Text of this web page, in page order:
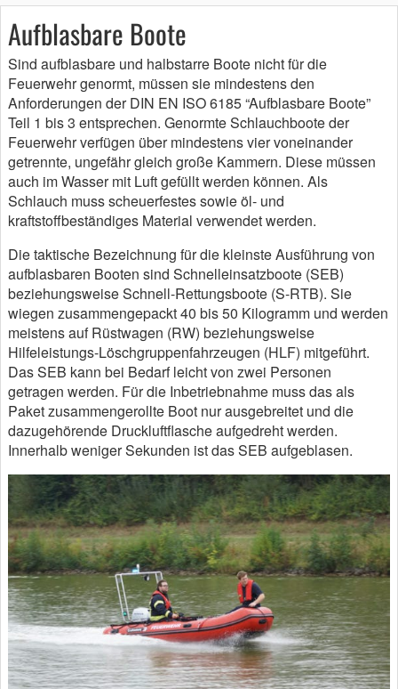
Aufblasbare Boote
Sind aufblasbare und halbstarre Boote nicht für die
Feuerwehr genormt, müssen sie mindestens den
Anforderungen der DIN EN ISO 6185 “Aufblasbare Boote”
Teil 1 bis 3 entsprechen. Genormte Schlauchboote der
Feuerwehr verfügen über mindestens vier voneinander
getrennte, ungefähr gleich große Kammern. Diese müssen
auch im Wasser mit Luft gefüllt werden können. Als
Schlauch muss scheuerfestes sowie öl- und
kraftstoffbeständiges Material verwendet werden.
Die taktische Bezeichnung für die kleinste Ausführung von
aufblasbaren Booten sind Schnelleinsatzboote (SEB)
beziehungsweise Schnell-Rettungsboote (S-RTB). Sie
wiegen zusammengepackt 40 bis 50 Kilogramm und werden
meistens auf Rüstwagen (RW) beziehungsweise
Hilfeleistungs-Löschgruppenfahrzeugen (HLF) mitgeführt.
Das SEB kann bei Bedarf leicht von zwei Personen
getragen werden. Für die Inbetriebnahme muss das als
Paket zusammengerollte Boot nur ausgebreitet und die
dazugehörende Druckluftflasche aufgedreht werden.
Innerhalb weniger Sekunden ist das SEB aufgeblasen.